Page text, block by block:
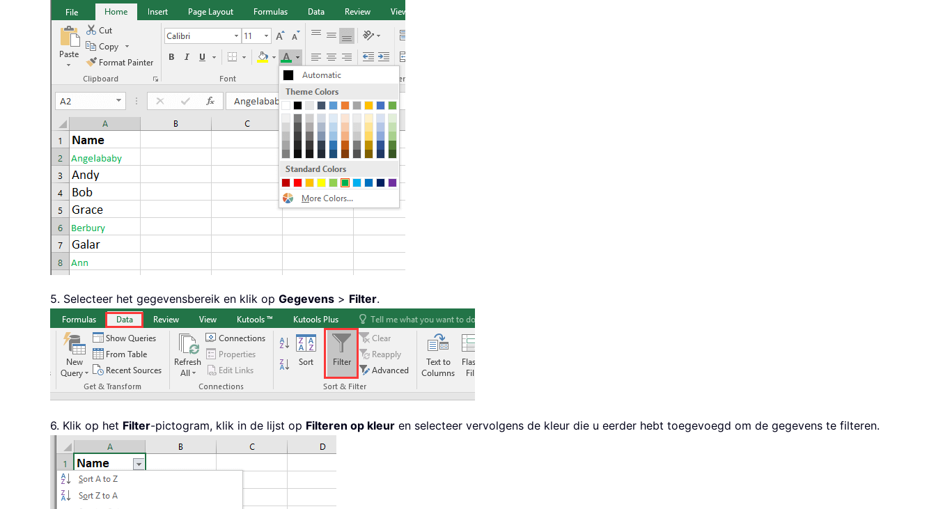
5. Selecteer het gegevensbereik en klik op Gegevens > Filter.
6. Klik op het Filter-pictogram, klik in de lijst op Filteren op kleur en selecteer vervolgens de kleur die u eerder hebt toegevoegd om de gegevens te filteren.